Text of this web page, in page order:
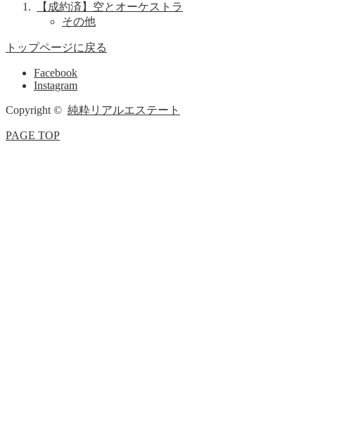
【成約済】空とオーケストラ
その他
トップページに戻る
Facebook
Instagram
Copyright © 純粋リアルエステート
PAGE TOP